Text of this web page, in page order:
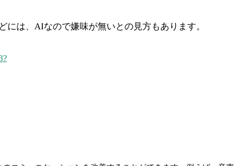
は、AIなので嫌味が無いとの見方もあります。